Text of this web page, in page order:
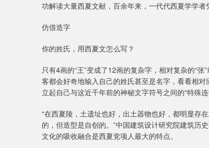
功解读大量西夏文献，百余年来，一代代西夏学学者
仿借造字
你的姓氏，用西夏文怎么写？
只有4画的“王”变成了12画的复杂字，相对复杂的“
客都会好奇地输入自己的姓氏甚至是名字，看看相
立起自己与这近千年前的神秘文字符号之间的“特殊连
“在西夏陵，土遗址也好，出土器物也好，都明显存
的，但造型是自创的。”中国建筑设计研究院建筑历
文化的吸收融合是西夏党项人最大的特点。